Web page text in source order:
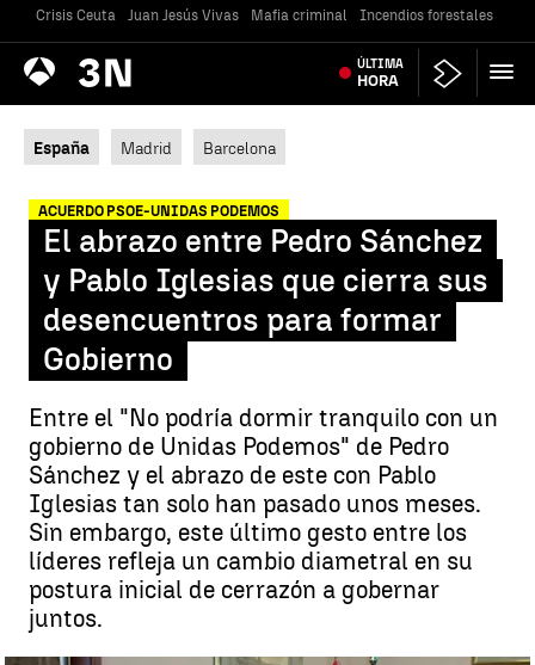
Crisis Ceuta Juan Jesús Vivas Mafia criminal Incendios forestales
Antena
3 Noticias ÚLTIMA
HORA
España Madrid Barcelona
ACUERDO PSOE-UNIDAS PODEMOS
El abrazo entre Pedro Sánchez
y Pablo Iglesias que cierra sus
desencuentros para formar
Gobierno
Entre el "No podría dormir tranquilo con un
gobierno de Unidas Podemos" de Pedro
Sánchez y el abrazo de este con Pablo
Iglesias tan solo han pasado unos meses.
Sin embargo, este último gesto entre los
líderes refleja un cambio diametral en su
postura inicial de cerrazón a gobernar
juntos.